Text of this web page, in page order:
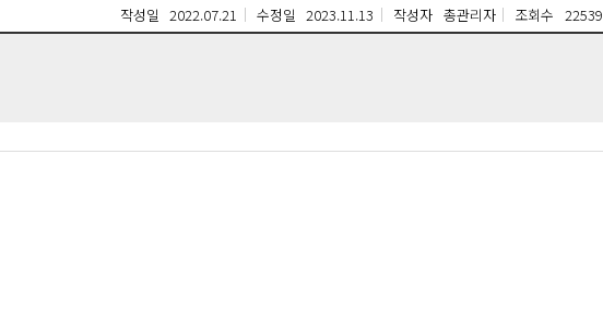
작성일 2022.07.21 수정일 2023.11.13 작성자 총관리자 조회수 22539